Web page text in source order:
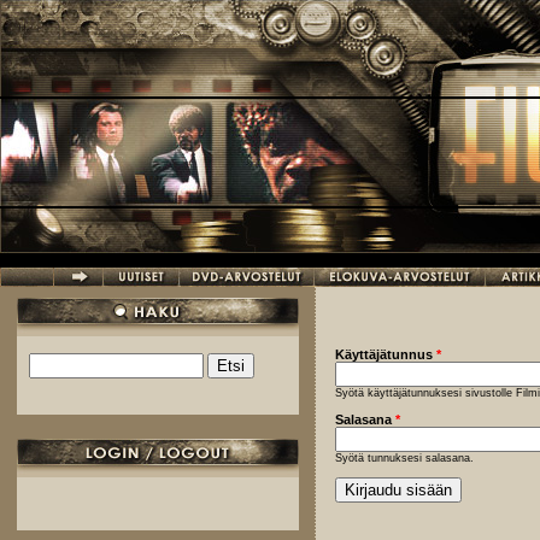
Hyppää pääsisältöön
Hakulomake
Käyttäjätunnus *
Syötä käyttäjätunnuksesi sivustolle
Salasana *
Syötä tunnuksesi salasana.